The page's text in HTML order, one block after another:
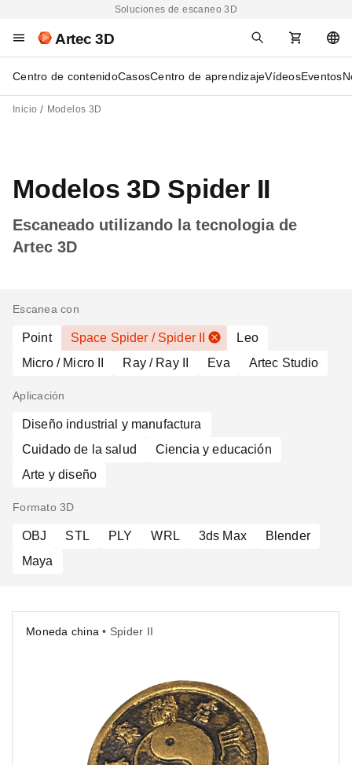
Soluciones de escaneo 3D
Artec 3D
Centro de contenidoCasosCentro de aprendizajeVídeosEventos
Inicio Modelos 3D
Modelos 3D Spider II
Escaneado utilizando la tecnologia de
Artec 3D
Escanea con
Point Space Spider / Spider II
Leo
Micro / Micro II
Ray / Ray II Eva Artec Studio
Aplicación
Diseño industrial y manufactura
Cuidado de la salud
Ciencia y educación
Arte y diseño
Formato 3D
OBJ STL PLY WRL 3ds Max
Blender
Maya
Moneda china • Spider II